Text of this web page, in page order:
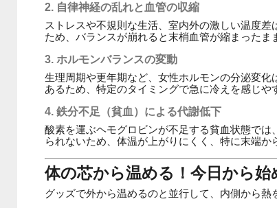
2. 自律神経の乱れと血管の収縮
ストレスや不規則な生活、室内外の激しい温度
ため、バランスが崩れると末梢血管が縮まったま
3. ホルモンバランスの変動
生理周期や更年期など、女性ホルモンの分泌変
あるため、特定のタイミングで急に冷えを感じや
4. 鉄分不足（貧血）による代謝低下
酸素を運ぶヘモグロビンが不足する貧血状態で
られないため、体温が上がりにくく、特に末端か
体の芯から温める！今日から始
グッズで外から温めるのと並行して、内側から熱